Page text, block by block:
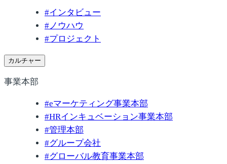
#インタビュー
# ノウハウ
#プロジェクト
カルチャー
事業本部
#eマーケティング事業本部
#HRインキュベーション事業本部
#管理本部
#グループ会社
#グローバル教育事業本部